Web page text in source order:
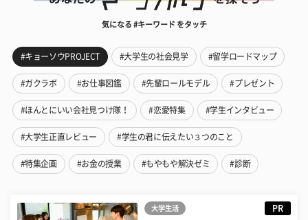
気になる #キーワード をタッチ
#キョーソウPROJECT #大学生の社会見学 #留学ロードマップ
#ガクラボ #お仕事図鑑 #先輩ロールモデル #プレゼント
#ほんとにいい会社見つけ隊！ #恋愛特集 #学生インタビュー
#大学生正直レビュー #学生の君に伝えたい３つのこと
#特集企画 #お金の授業 #もやもや解決ゼミ #診断
大学生活 PR